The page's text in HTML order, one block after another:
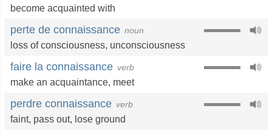
become acquainted with
perte de connaissance noun
loss of consciousness, unconsciousness
faire la connaissance verb
make an acquaintance, meet
perdre connaissance verb
faint, pass out, lose ground